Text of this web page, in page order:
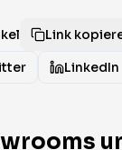
Link
LinkedIn